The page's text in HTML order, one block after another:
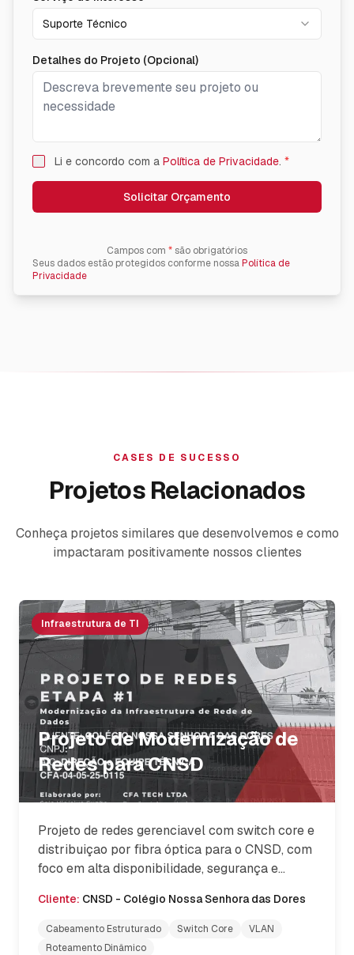
Suporte Técnico
Detalhes do Projeto (Opcional)
Li e concordo com a Política de Privacidade. *
Solicitar Orçamento
Campos com * são obrigatórios
Seus dados estão protegidos conforme nossaPolítica de
Privacidade
CASES DE SUCESSO
Projetos Relacionados
Conheça projetos similares que desenvolvemos e como
impactaram positivamente nossos clientes
Infraestrutura de TI
Projeto de Modernização de
Redes para CNSD
Projeto de redes gerenciavel com switch core e
distribuiçao por fibra óptica para o CNSD, com
foco em alta disponibilidade, segurança e
estruturado, configuração de VLANs,
roteamento dinâmico e integração com
sistemas de monitoramento de ativos e pontos
Cliente: CNSD - Colégio Nossa Senhora das Dores
Cabeamento Estruturado Switch Core
VLAN
Roteamento Dinâmico